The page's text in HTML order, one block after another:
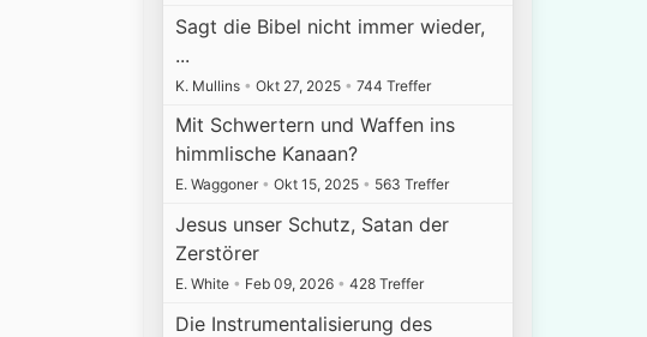
Sagt die Bibel nicht immer wieder,
...
K. Mullins • Okt 27, 2025 • 744 Treffer
Mit Schwertern und Waffen ins
himmlische Kanaan?
E. Waggoner • Okt 15, 2025 • 563 Treffer
Jesus unser Schutz, Satan der
Zerstörer
E. White • Feb 09, 2026 • 428 Treffer
Die Instrumentalisierung des